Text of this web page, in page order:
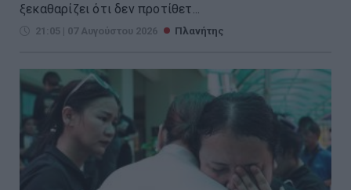
ξεκαθαρίζει ότι δεν προτίθετ...
21:05 | 07 Αυγούστου 2026 Πλανήτης